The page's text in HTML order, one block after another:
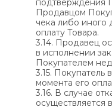
подтверждения
Продавцом
чека либо
оплату Товара.
3.14. Продавец
в исполнении
Покупателем
3.15. Покупатель
момента его
3.16. В случае
осуществляется